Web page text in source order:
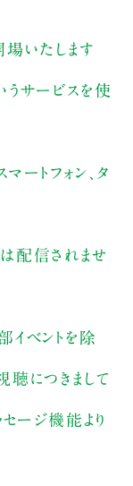
場いたします
サービスを使
ートフォン、タ
配信されませ
イベントを除
聴につきまして
ージ機能より